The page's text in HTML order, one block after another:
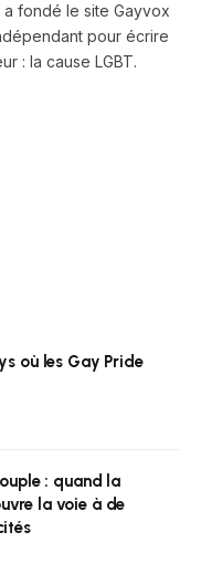
fondé le site Gayvox
pour écrire
: la cause LGBT.
où les Gay Pride
: quand la
la voie à de